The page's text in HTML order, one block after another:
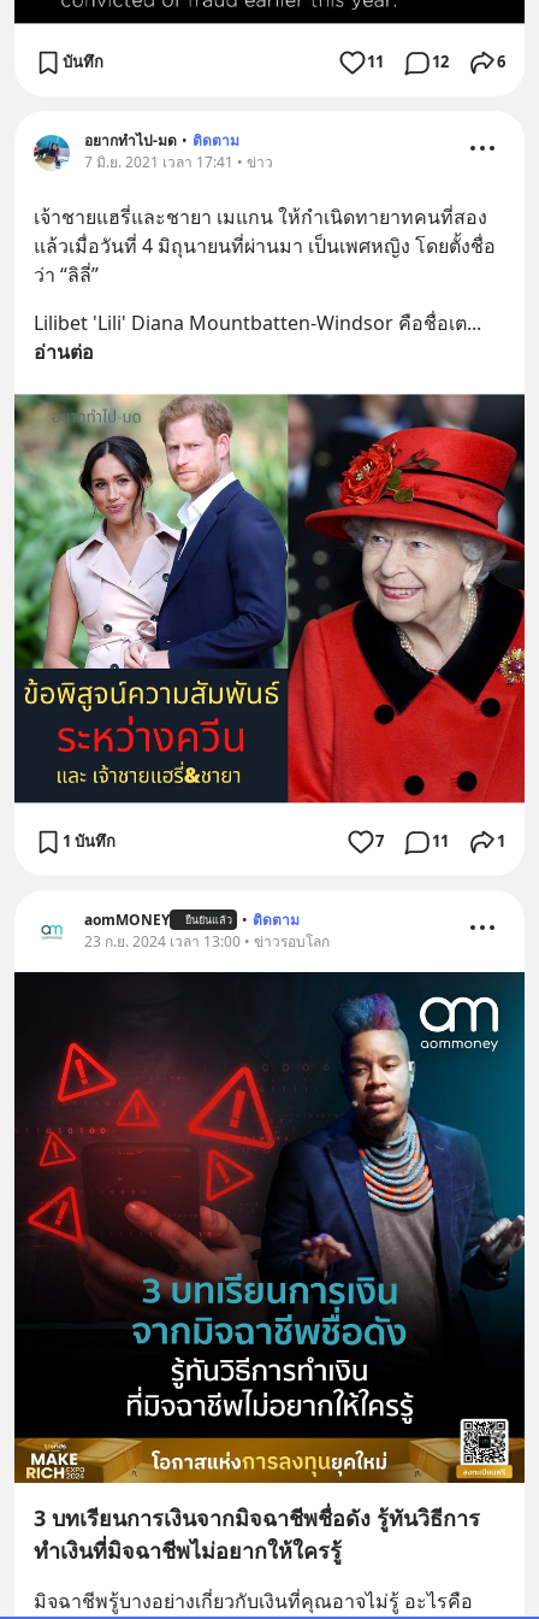
บันทึก 11 12 6
อยากทำไป-มด • ติดตาม
7 มิ.ย. 2021 เวลา 17:41 • ข่าว
เจ้าชายแฮรี่และชายา เมแกน ให้กำเนิดทายาทคนที่สอง
แล้วเมื่อวันที่ 4 มิถุนายนที่ผ่านมา เป็นเพศหญิง โดยตั้งชื่อ
ว่า “ลิลี่”
Lilibet 'Lili' Diana Mountbatten-Windsor คือชื่อเต
อ่านต่อ
1 บันทึก 7 11 1
aomMONEY ยืนยันแล้ว • ติดตาม
23 ก.ย. 2024 เวลา 13:00 • ข่าวรอบโลก
3 บทเรียนการเงินจากมิจฉาชีพชื่อดัง รู้ทันวิธีการ
ทำเงินที่มิจฉาชีพไม่อยากให้ใครรู้
มิจฉาชีพรู้บางอย่างเกี่ยวกับเงินที่คุณอาจไม่รู้ อะไรคือ